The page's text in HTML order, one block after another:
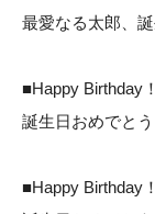
最愛なる太郎、
■Happy Birthday
誕生日おめでと
■Happy Birthday